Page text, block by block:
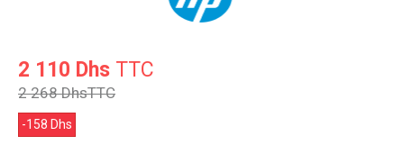
2 110 Dhs TTC
2 268 DhsTTC
-158 Dhs